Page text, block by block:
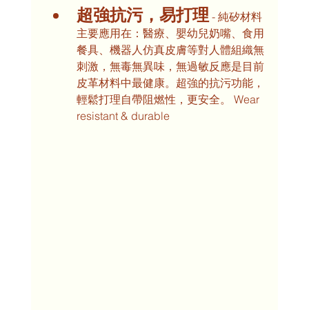
超強抗污，易打理 - 純矽材料
主要應用在：醫療、嬰幼兒奶嘴、食用
餐具、機器人仿真皮膚等對人體組織無
刺激，無毒無異味，無過敏反應是目前
皮革材料中最健康。超強的抗污功能，
輕鬆打理自帶阻燃性，更安全。 Wear
resistant & durable